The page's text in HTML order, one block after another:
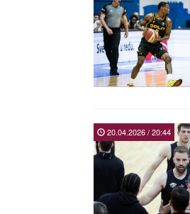
20.04.2026 / 20:44